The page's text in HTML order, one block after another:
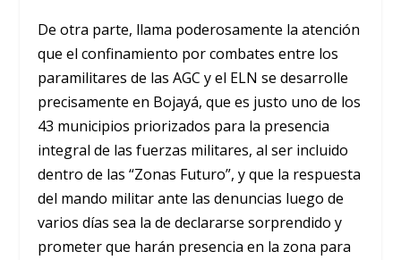
De otra parte, llama poderosamente la atención
que el confinamiento por combates entre los
paramilitares de las AGC y el ELN se desarrolle
precisamente en Bojayá, que es justo uno de los
43 municipios priorizados para la presencia
integral de las fuerzas militares, al ser incluido
dentro de las “Zonas Futuro”, y que la respuesta
del mando militar ante las denuncias luego de
varios días sea la de declararse sorprendido y
prometer que harán presencia en la zona para